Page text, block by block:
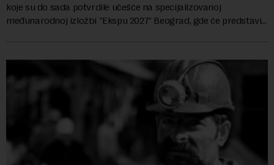
koje su do sada potvrdile učešće na specijalizovanoj
međunarodnoj izložbi "Ekspu 2027" Beograd, gde će predstaviti